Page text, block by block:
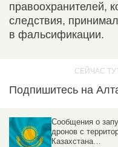
правоохранителей,
следствия,
в фальсификации.
Подпишитесь на
Сообщения о
дронов с
Казахстана